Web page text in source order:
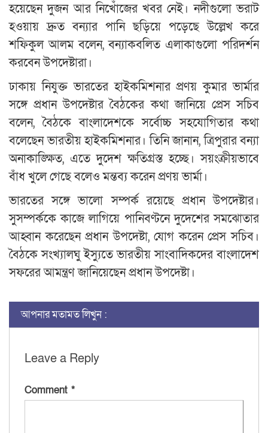
হয়েছেন দুজন আর নিখোঁজের খবর নেই। নদীগুলো ভরাট
হওয়ায় দ্রুত বন্যার পানি ছড়িয়ে পড়েছে উল্লেখ করে
শফিকুল আলম বলেন, বন্যাকবলিত এলাকাগুলো পরিদর্শন
করবেন উপদেষ্টারা।
ঢাকায় নিযুক্ত ভারতের হাইকমিশনার প্রণয় কুমার ভার্মার
সঙ্গে প্রধান উপদেষ্টার বৈঠকের কথা জানিয়ে প্রেস সচিব
বলেন, বৈঠকে বাংলাদেশকে সর্বোচ্চ সহযোগিতার কথা
বলেছেন ভারতীয় হাইকমিশনার। তিনি জানান, ত্রিপুরার বন্যা
অনাকাঙ্ক্ষিত, এতে দুদেশ ক্ষতিগ্রস্ত হচ্ছে। সয়ংক্রীয়ভাবে
বাঁধ খুলে গেছে বলেও মন্তব্য করেন প্রণয় ভার্মা।
ভারতের সঙ্গে ভালো সম্পর্ক রয়েছে প্রধান উপদেষ্টার।
সুসম্পর্ককে কাজে লাগিয়ে পানিবণ্টনে দুদেশের সমঝোতার
আহ্বান করেছেন প্রধান উপদেষ্টা, যোগ করেন প্রেস সচিব।
বৈঠকে সংখ্যালঘু ইস্যুতে ভারতীয় সাংবাদিকদের বাংলাদেশ
সফরের আমন্ত্রণ জানিয়েছেন প্রধান উপদেষ্টা।
আপনার মতামত লিখুন :
Leave a Reply
Comment *